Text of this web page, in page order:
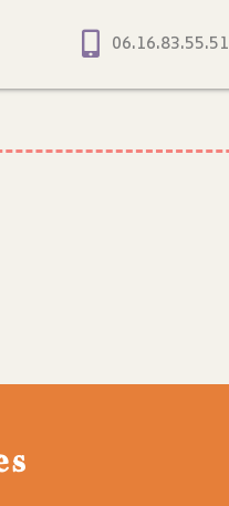
06.16.83.55.51